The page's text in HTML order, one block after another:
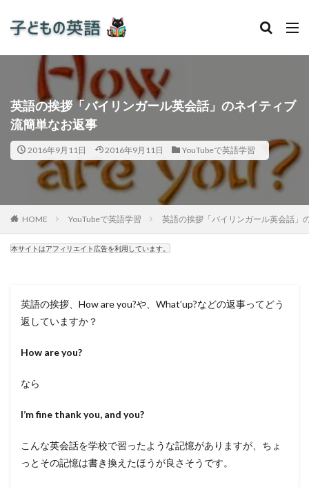
英語の挨拶「バイリンガール英会話」のネイティブ
流簡単なお返事
2016年9月11日 2016年9月11日 YouTubeで英語学習
HOME YouTubeで英語学習 英語の挨拶「バイリンガール英会話」
本サイトはアフィリエイト広告を利用しています。
英語の挨拶、How are you?や、What’up?などの返事ってどう
返していますか？
How are you?
なら
I’m fine thank you, and you?
こんな英会話を学校で習ったような記憶がありますが、ちょ
っとその記憶は書き換えたほうが良さそうです。